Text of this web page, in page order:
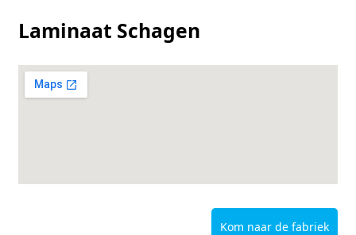
Laminaat Schagen
Kom naar de fabriek